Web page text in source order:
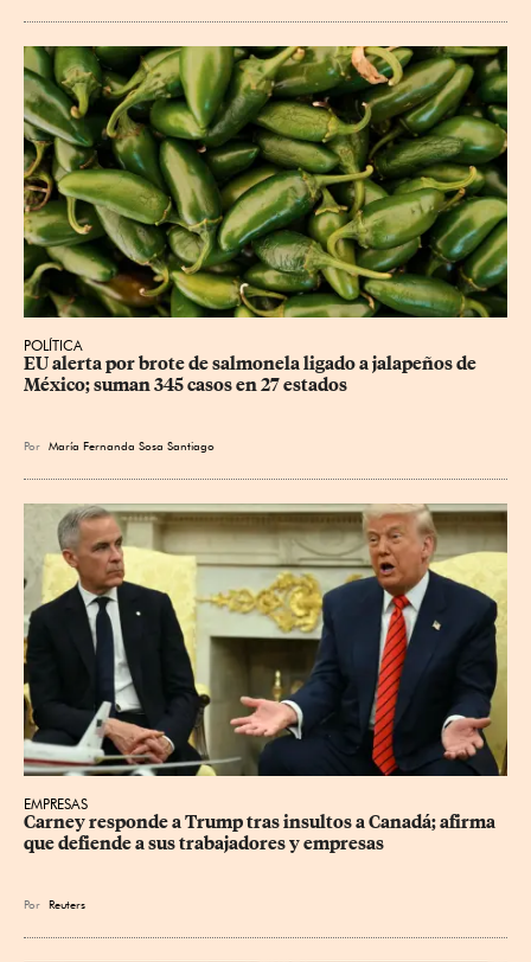
POLÍTICA
EU alerta por brote de salmonela ligado a jalapeños de
México; suman 345 casos en 27 estados
Por María Fernanda Sosa Santiago
EMPRESAS
Carney responde a Trump tras insultos a Canadá; afirma
que defiende a sus trabajadores y empresas
Por Reuters